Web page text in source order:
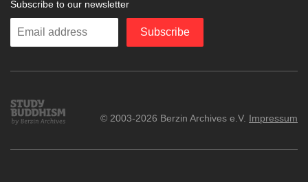
Subscribe to our newsletter
Enter
Subscribe
Study
Buddhism
© 2003-2026 Berzin Archives e.V. Impressum